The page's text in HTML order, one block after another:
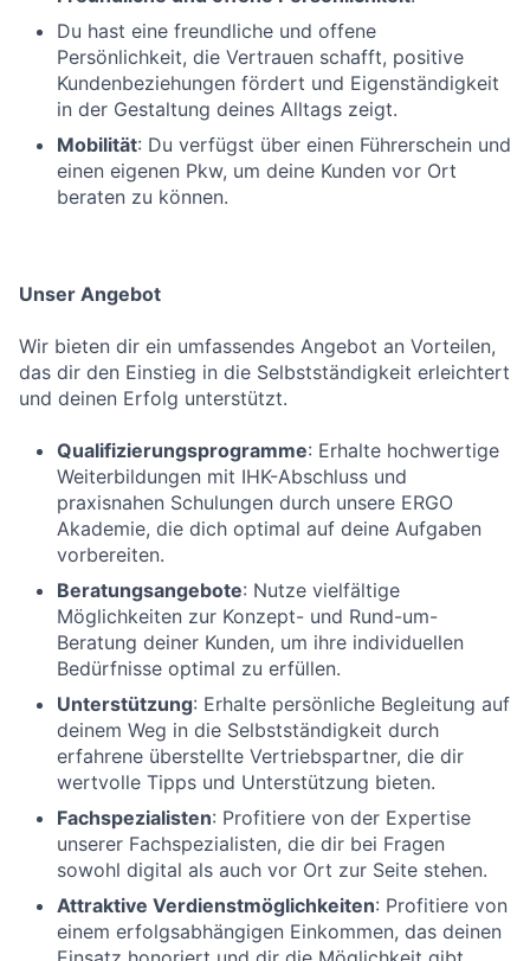
Du hast eine freundliche und offene
Persönlichkeit, die Vertrauen schafft, positive
Kundenbeziehungen fördert und Eigenständigkeit
in der Gestaltung deines Alltags zeigt.
Mobilität: Du verfügst über einen Führerschein und
einen eigenen Pkw, um deine Kunden vor Ort
beraten zu können.
Unser Angebot
Wir bieten dir ein umfassendes Angebot an Vorteilen,
das dir den Einstieg in die Selbstständigkeit erleichtert
und deinen Erfolg unterstützt.
Qualifizierungsprogramme: Erhalte hochwertige
Weiterbildungen mit IHK-Abschluss und
praxisnahen Schulungen durch unsere ERGO
Akademie, die dich optimal auf deine Aufgaben
vorbereiten.
Beratungsangebote: Nutze vielfältige
Möglichkeiten zur Konzept- und Rund-um-
Beratung deiner Kunden, um ihre individuellen
Bedürfnisse optimal zu erfüllen.
Unterstützung: Erhalte persönliche Begleitung auf
deinem Weg in die Selbstständigkeit durch
erfahrene überstellte Vertriebspartner, die dir
wertvolle Tipps und Unterstützung bieten.
Fachspezialisten: Profitiere von der Expertise
unserer Fachspezialisten, die dir bei Fragen
sowohl digital als auch vor Ort zur Seite stehen.
Attraktive Verdienstmöglichkeiten: Profitiere von
einem erfolgsabhängigen Einkommen, das deinen